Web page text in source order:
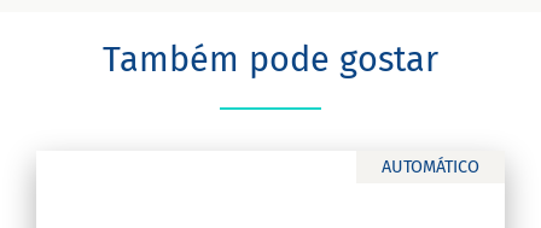
Também pode gostar
AUTOMÁTICO